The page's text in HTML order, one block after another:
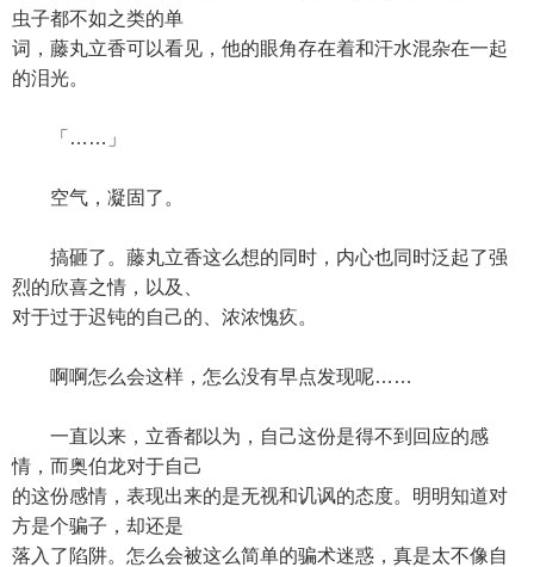
虫子都不如之类的单
词，藤丸立香可以看见，他的眼角存在着和汗水混杂在一起
的泪光。
「……」
空气，凝固了。
搞砸了。藤丸立香这么想的同时，内心也同时泛起了强
烈的欣喜之情，以及、
对于过于迟钝的自己的、浓浓愧疚。
啊啊怎么会这样，怎么没有早点发现呢……
一直以来，立香都以为，自己这份是得不到回应的感
情，而奥伯龙对于自己
的这份感情，表现出来的是无视和讥讽的态度。明明知道对
方是个骗子，却还是
落入了陷阱。怎么会被这么简单的骗术迷惑，真是太不像自